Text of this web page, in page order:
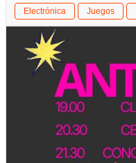
Electrónica Juegos